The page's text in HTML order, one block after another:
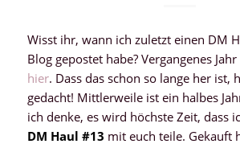
Wisst ihr, wann ich zuletzt einen DM
Blog gepostet habe? Vergangenes
hier. Dass das schon so lange her ist,
gedacht! Mittlerweile ist ein halbes
ich denke, es wird höchste Zeit, dass
DM Haul #13 mit euch teile. Gekauft